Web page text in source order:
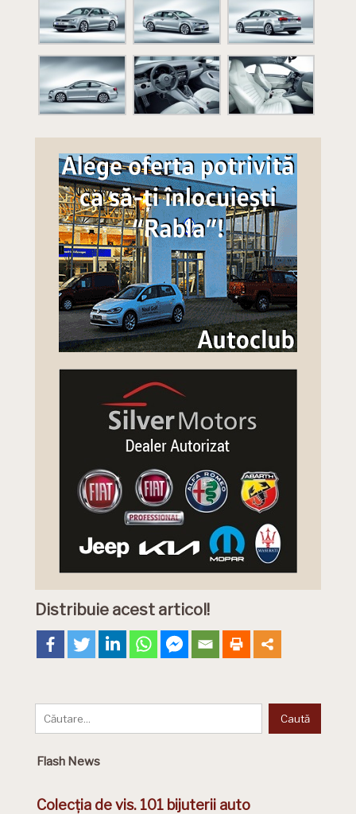
Distribuie acest articol!
Flash News
Colecția de vis. 101 bijuterii auto